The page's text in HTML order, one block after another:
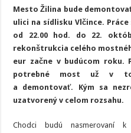
Žilina
bude
demontovať
pre
na
Obchodnej
ulici
na
Vlčince
Mesto Žilina bude
ulici na sídlisku Vlčince.
od 22.00 hod. do 22.
rekonštrukcia celého
eur začne v budúcom roku.
potrebné most už v
a demontovať. Kým sa
uzatvorený v celom rozsahu.
Chodci budú nasmerovaní k